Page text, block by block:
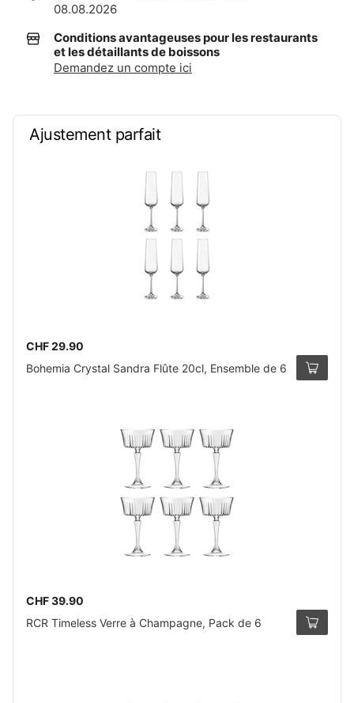
08.08.2026
Conditions avantageuses pour les restaurants
et les détaillants de boissons
Demandez un compte ici
Ajustement parfait
CHF 29.90
Bohemia Crystal Sandra Flûte 20cl, Ensemble de 6
CHF 39.90
RCR Timeless Verre à Champagne, Pack de 6